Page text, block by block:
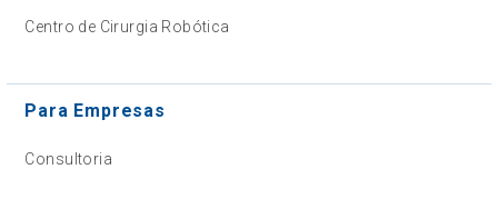
Centro de Cirurgia Robótica
Para Empresas
Consultoria